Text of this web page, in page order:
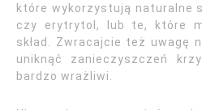
które wykorzystują naturalne
czy erytrytol, lub te, które
skład. Zwracajcie też uwagę
uniknąć zanieczyszczeń
bardzo wrażliwi.